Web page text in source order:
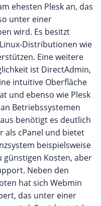
ehesten Plesk an, das
unter einer
wird. Es besitzt
Distributionen wie
Eine weitere
ist DirectAdmin,
intuitive Oberfläche
und ebenso wie Plesk
Betriebssystemen
benötigt es deutlich
als cPanel und bietet
beispielsweise
günstigen Kosten, aber
Neben den
hat sich Webmin
das unter einer